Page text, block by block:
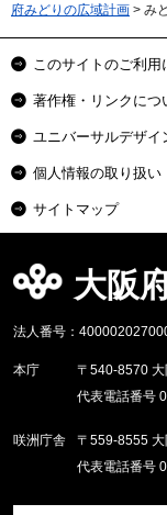
府みどりの広域計画 > み
このサイトのご利用
著作権・リンクにつ
ユニバーサルデザイ
個人情報の取り扱い
サイトマップ
大阪
法人番号：
本庁
〒540-8570 大
代表電話番号
咲洲庁舎
〒559-8555
代表電話番号